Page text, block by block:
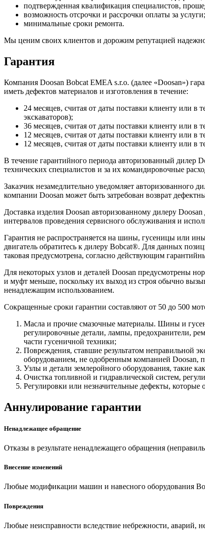
подтвержденная квалификация специалистов,
возможность отсрочки и рассрочки оплаты за услуги;
минимальные сроки ремонта.
Мы ценим своих клиентов и дорожим репутацией
Гарантия
Компания Doosan Bobcat EMEA s.r.o. (далее «Doosan»)
иметь дефектов материалов и изготовления в течение:
24 месяцев, считая от даты поставки клиенту или в
экскаваторов);
36 месяцев, считая от даты поставки клиенту или в
12 месяцев, считая от даты поставки клиенту или в
12 месяцев, считая от даты поставки клиенту или в
В течение гарантийного периода авторизованный дилер
технических специалистов и за их командировочные
Заказчик незамедлительно уведомляет
компании Doosan может быть затребован возврат
Доставка изделия Doosan авторизованному дилеру
интервалов проведения сервисного обслуживания и
Гарантия не распространяется на шины, гусеницы или
двигатель обратитесь к дилеру Bobcat®. Для данных
таковая предусмотрена, согласно действующим
Для некоторых узлов и деталей Doosan предусмотрены
и муфт меньше, поскольку их выход из строя обычно
ненадлежащим использованием.
Сокращенные сроки гарантии составляют от 50 до 500
Масла и прочие смазочные материалы. Шины и
регулировочные детали, лампы, предохранители,
части гусеничной техники;
Повреждения, ставшие результатом неправильной
оборудованием, не одобренным компанией Doosan,
Узлы и детали землеройного оборудования, такие
Очистка топливной и гидравлической систем,
Регулировки или незначительные дефекты,
Аннулирование гарантии
Ненадлежащее обращение
Отказы в результате ненадлежащего обращения
Внесение изменений
Любые модификации машин и навесного оборудования
Повреждения
Любые неисправности вследствие небрежности, аварий,